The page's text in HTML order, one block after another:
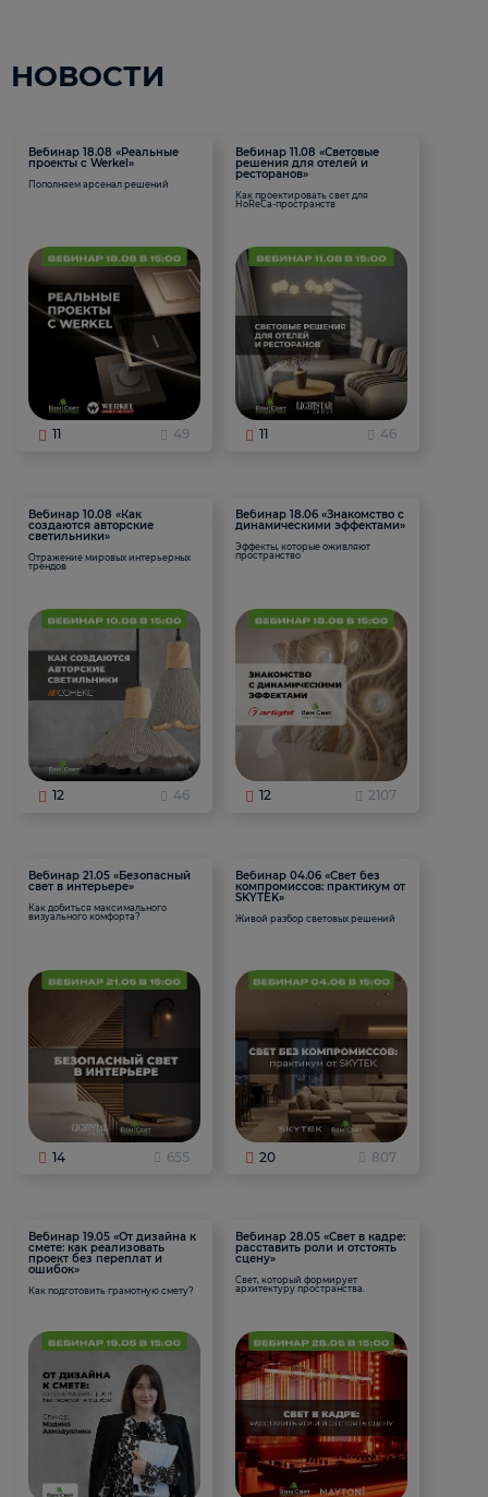
НОВОСТИ
Вебинар 18.08 «Реальные
проекты с Werkel»
Пополняем арсенал решений
11 49
Вебинар 11.08 «Световые
решения для отелей и
ресторанов»
Как проектировать свет для
HoReCa-пространств
11 46
Вебинар 10.08 «Как
создаются авторские
светильники»
Отражение мировых интерьерных
трендов
12 46
Вебинар 18.06 «Знакомство с
динамическими эффектами»
Эффекты, которые оживляют
пространство
12 2107
Вебинар 21.05 «Безопасный
свет в интерьере»
Как добиться максимального
визуального комфорта?
14 655
Вебинар 04.06 «Свет без
компромиссов: практикум от
SKYTEK»
Живой разбор световых решений
20 807
Вебинар 19.05 «От дизайна к
смете: как реализовать
проект без переплат и
ошибок»
Как подготовить грамотную смету?
Вебинар 28.05 «Свет в кадре:
расставить роли и отстоять
сцену»
Свет, который формирует
архитектуру пространства.